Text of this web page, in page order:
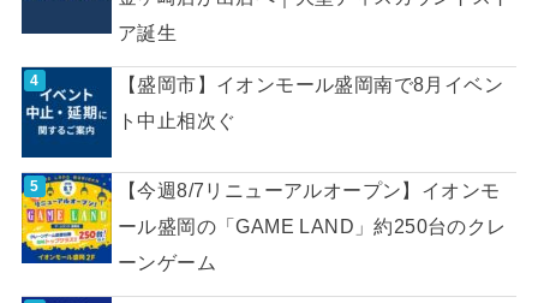
ア誕生
【盛岡市】イオンモール盛岡南で8月イベン
ト中止相次ぐ
【今週8/7リニューアルオープン】イオンモ
ール盛岡の「GAME LAND」約250台のクレ
ーンゲーム